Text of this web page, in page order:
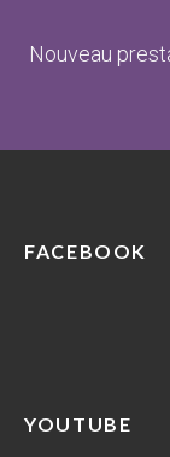
Nouveau
FACEBOOK
YOUTUBE